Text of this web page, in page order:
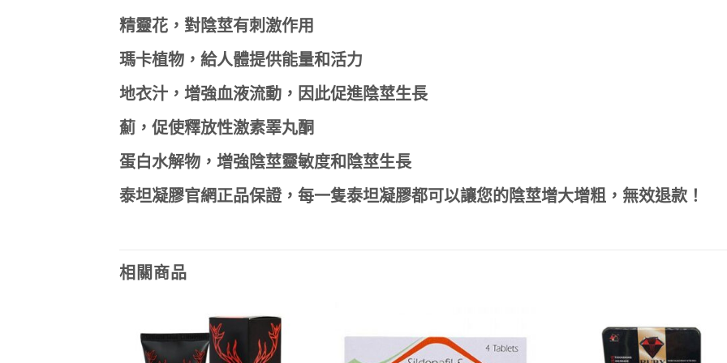
精靈花，對陰莖有刺激作用
瑪卡植物，給人體提供能量和活力
地衣汁，增強血液流動，因此促進陰莖生長
薊，促使釋放性激素睪丸酮
蛋白水解物，增強陰莖靈敏度和陰莖生長
泰坦凝膠官網正品保證，每一隻泰坦凝膠都可以讓您的陰莖增大增粗，無效退款！
相關商品